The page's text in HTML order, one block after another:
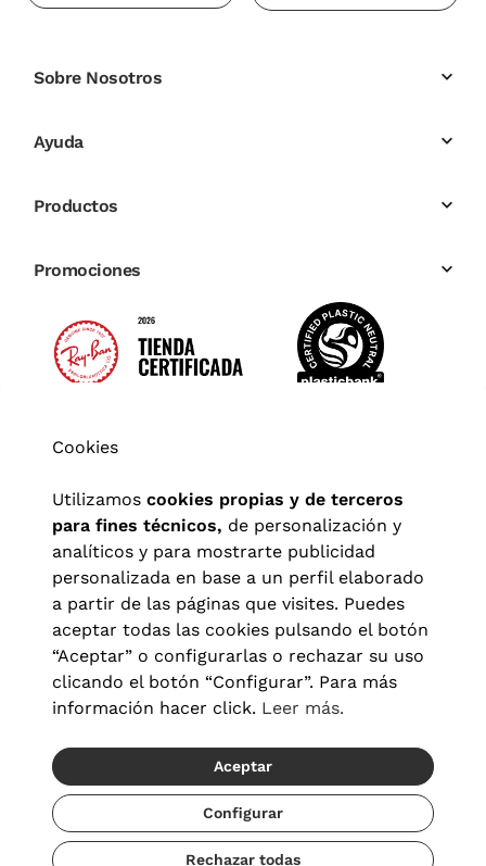
Sobre Nosotros
Ayuda
Productos
Promociones
Aviso legal| Política de privacidad Términos y condiciones
Política de cookies|Configuración de cookies
© 2026 Visionlab España
Cookies
Utilizamos cookies propias y de terceros
para fines técnicos, de personalización y
analíticos y para mostrarte publicidad
personalizada en base a un perfil elaborado
a partir de las páginas que visites. Puedes
aceptar todas las cookies pulsando el botón
“Aceptar” o configurarlas o rechazar su uso
clicando el botón “Configurar”. Para más
información hacer click. Leer más.
Aceptar
Configurar
Rechazar todas